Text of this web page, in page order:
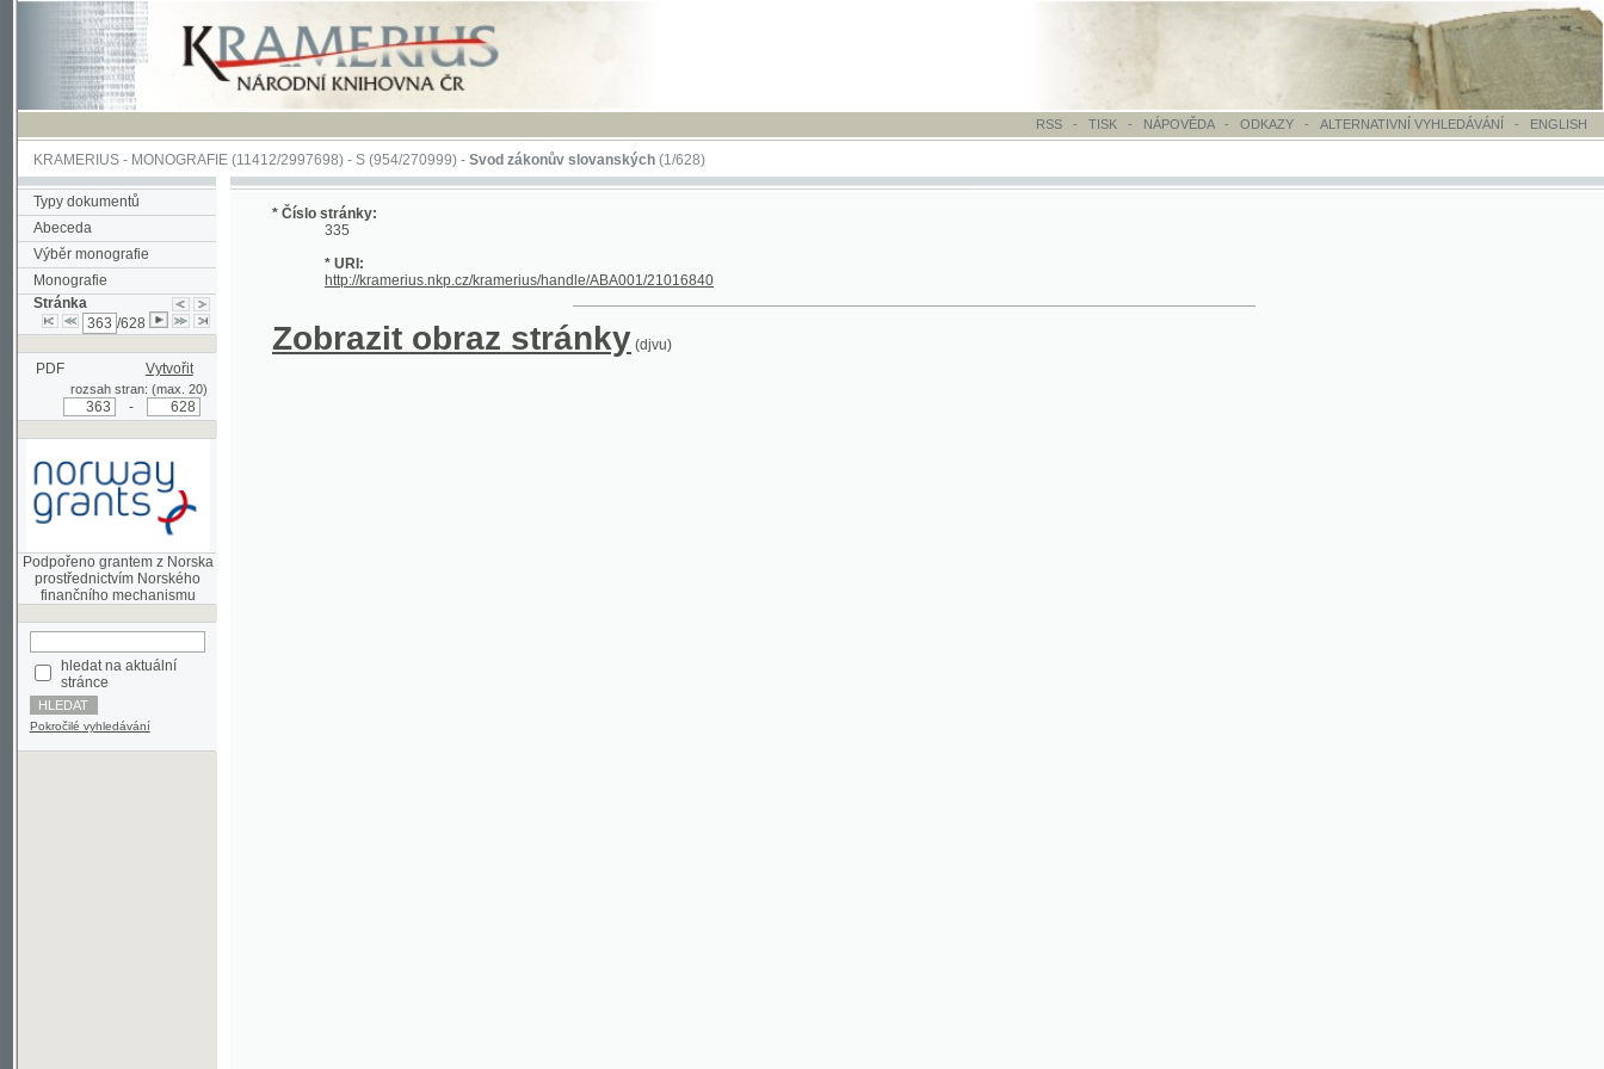
RSS - TISK-NÁPOVĚDA - ODKAZY - ALTERNATIVNÍ VYHLEDÁVÁNÍ- ENGLISH
KRAMERIUS-MONOGRAFIE(11412/2997698) -S (954/270999)-Svod zákonův slovanských(1/628)
Typy dokumentů
Abeceda
Výběr monografie
Monografie
Stránka
/628
PDF Vytvořit
rozsah stran: (max. 20)
Podpořeno grantem z Norska
prostřednictvím Norského
hledat na aktuální
stránce
Pokročilé vyhledávání
* Číslo stránky:
335
* URI:
http://kramerius.nkp.cz/kramerius/handle/ABA001/21016840
Zobrazit obraz stránky